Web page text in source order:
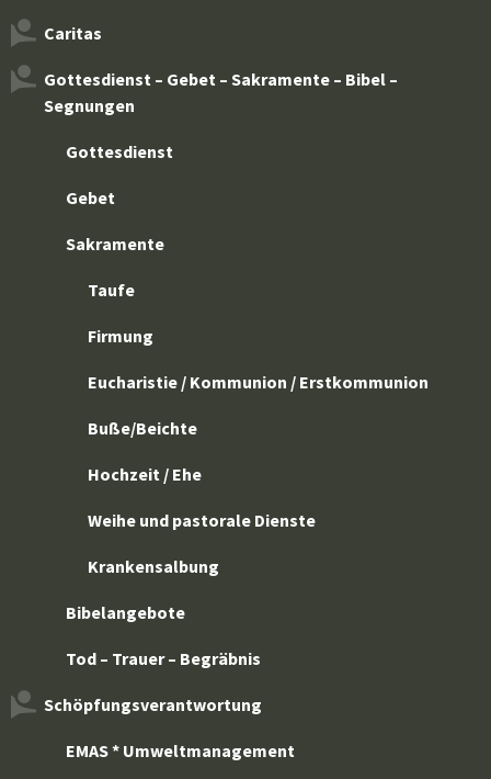
Caritas
Gottesdienst – Gebet – Sakramente – Bibel –
Segnungen
Gottesdienst
Gebet
Sakramente
Taufe
Firmung
Eucharistie / Kommunion / Erstkommunion
Buße/Beichte
Hochzeit / Ehe
Weihe und pastorale Dienste
Krankensalbung
Bibelangebote
Tod – Trauer – Begräbnis
Schöpfungsverantwortung
EMAS * Umweltmanagement